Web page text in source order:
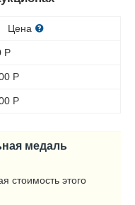
Цена
Р
Р
Р
медаль
стоимость этого